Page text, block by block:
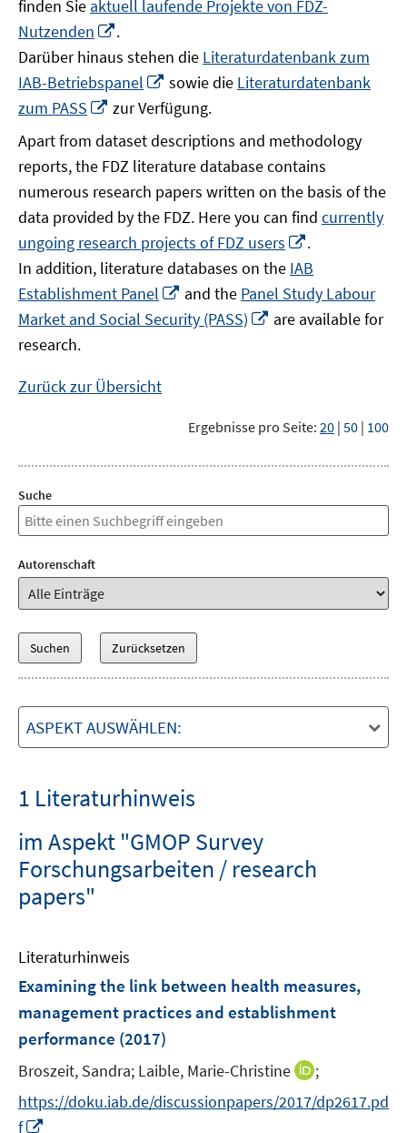
finden Sie aktuell laufende Projekte von FDZ-
Nutzenden
neuem
Fenster
öffnen
.
Darüber hinaus stehen die Literaturdatenbank zum
IAB-Betriebspanel
In
neuem
Fenster
öffnen
sowie die Literaturdatenbank
zum PASS
In
Fenster
öffnen
zur Verfügung.
Apart from dataset descriptions and methodology
reports, the FDZ literature database contains
numerous research papers written on the basis of the
data provided by the FDZ. Here you can find currently
ungoing research projects of FDZ users
neuem
Fenster
öffnen
.
In addition, literature databases on the IAB
Establishment Panel
In
neuem
Fenster
and the Panel Study Labour
Market and Social Security (PASS)
In
are available for
research.
Zurück zur Übersicht
Ergebnisse pro Seite: 20 | 50 | 100
Suche
Autorenschaft
ASPEKT AUSWÄHLEN:
1 Literaturhinweis
im Aspekt "GMOP Survey
Forschungsarbeiten / research
papers"
Literaturhinweis
Examining the link between health measures,
management practices and establishment
performance (2017)
Broszeit, Sandra; Laible, Marie-Christine
I
n
n
;
https://doku.iab.de/discussionpapers/2017/dp2617.pd
f